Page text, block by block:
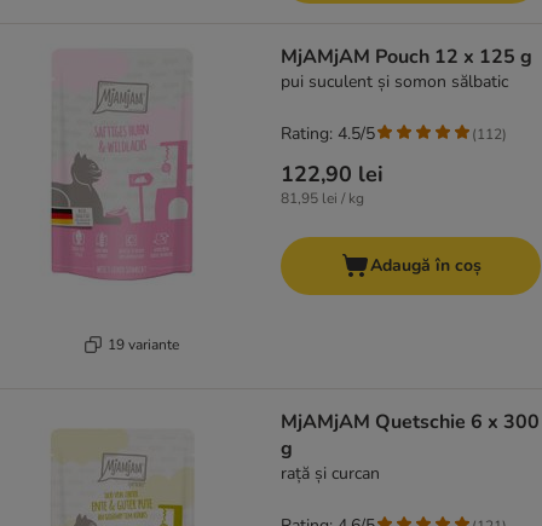
19 variante
MjAMjAM Pouch 12 x 125 g
pui suculent și somon sălbatic
122,90 lei
81,95 lei / kg
Rating: 4.5/5 (112)
Adaugă în coș
MjAMjAM Quetschie 6 x 300
g
rață și curcan